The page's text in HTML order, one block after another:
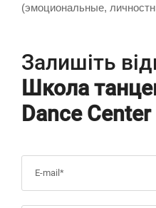
(эмоциональные,
Залишіть
Школа
Dance Center